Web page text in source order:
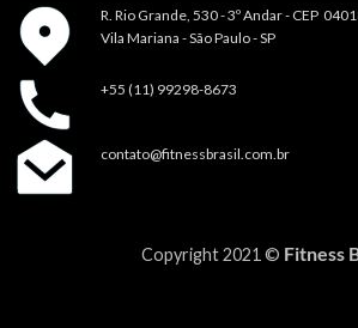
R. Rio Grande, 530 - 3º Andar - CEP
Vila Mariana - São Paulo - SP
+55 (11) 99298-8673
contato@fitnessbrasil.com.br
Copyright 2021 © Fitness